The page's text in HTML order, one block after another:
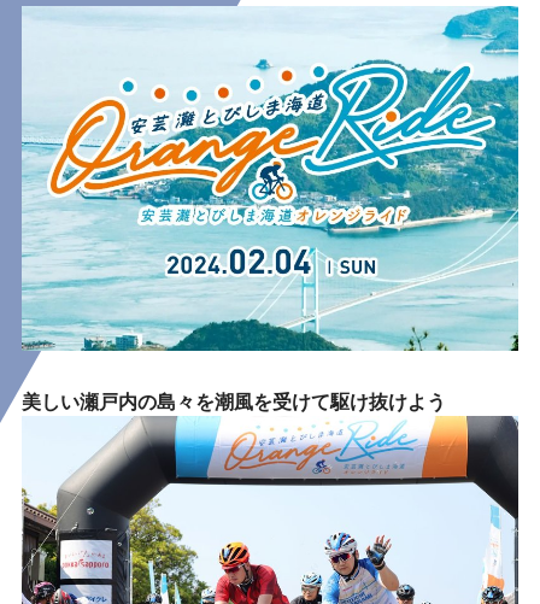
美しい瀬戸内の島々を潮風を受けて駆け抜けよう